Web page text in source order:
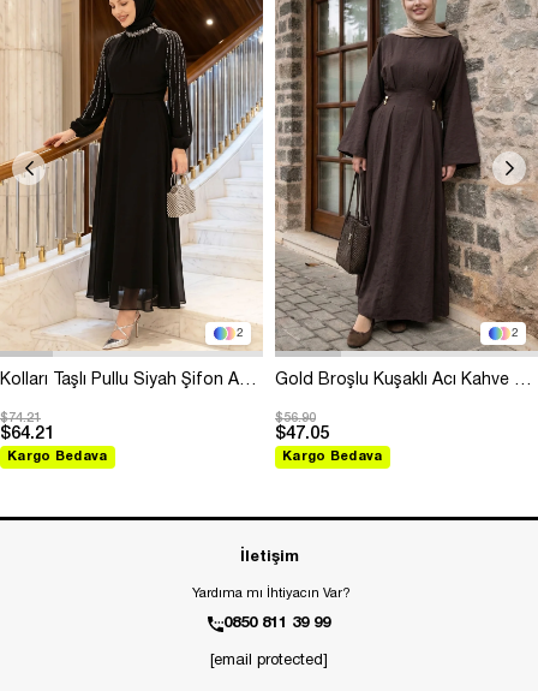
2
Kolları Taşlı Pullu Siyah Şifon Abiye
$74.21
$64.21
Kargo Bedava
2
Gold Broşlu Kuşaklı Acı Kahve Modal Elbise
$56.90
$47.05
Kargo Bedava
İletişim
Yardıma mı İhtiyacın Var?
0850 811 39 99
[email protected]